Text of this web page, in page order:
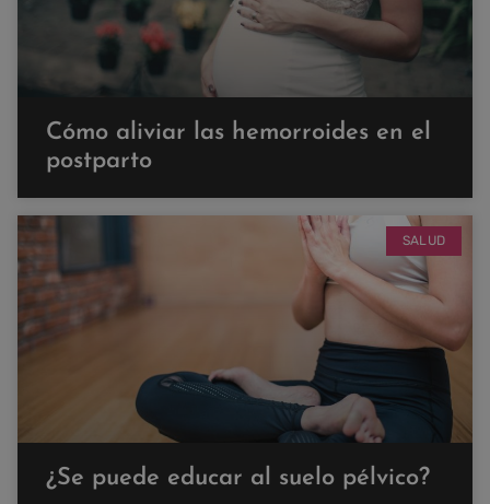
Cómo aliviar las hemorroides en el
postparto
SALUD
¿Se puede educar al suelo pélvico?